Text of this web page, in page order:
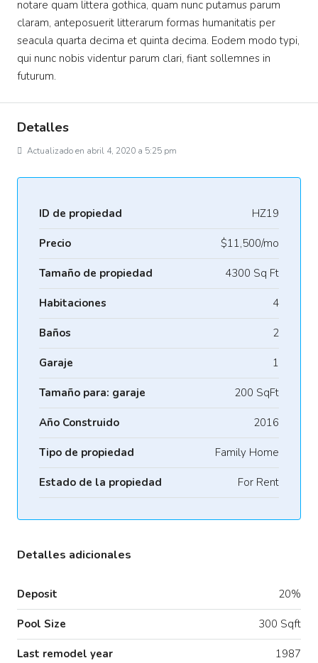
notare quam littera gothica, quam nunc putamus parum
claram, anteposuerit litterarum formas humanitatis per
seacula quarta decima et quinta decima. Eodem modo typi,
qui nunc nobis videntur parum clari, fiant sollemnes in
futurum.
Detalles
Actualizado en abril 4, 2020 a 5:25 pm
ID de propiedad HZ19
Precio $11,500/mo
Tamaño de propiedad 4300 Sq Ft
Habitaciones 4
Baños 2
Garaje 1
Tamaño para: garaje 200 SqFt
Año Construido 2016
Tipo de propiedad Family Home
Estado de la propiedad For Rent
Detalles adicionales
Deposit 20%
Pool Size 300 Sqft
Last remodel year 1987